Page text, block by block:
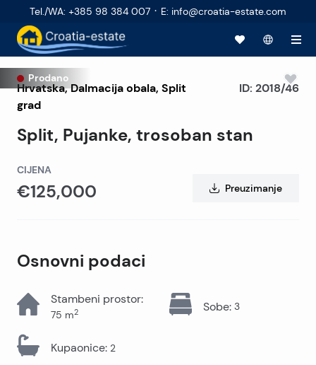
Tel./WA: +385 98 384 007 · E: info@croatia-estate.com
Prodano
Hrvatska,Dalmacija obala, Split
grad
Split, Pujanke, trosoban stan
ID: 2018/46
CIJENA
€125,000 Preuzimanje
Osnovni podaci
Stambeni prostor:
75 m2 Sobe: 3
Kupaonice: 2